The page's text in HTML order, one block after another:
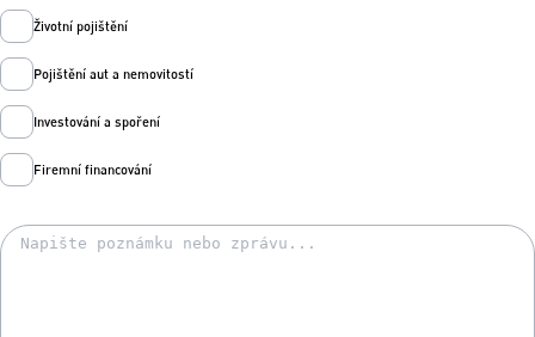
Životní pojištění
Pojištění aut a nemovitostí
Investování a spoření
Firemní financování